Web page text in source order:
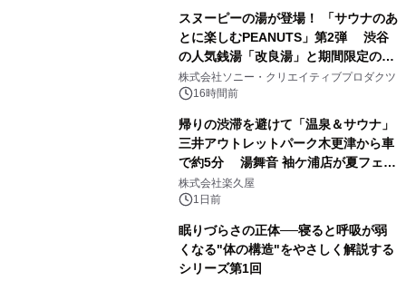
スヌーピーの湯が登場！ 「サウナのあ
とに楽しむPEANUTS」第2弾 渋谷
の人気銭湯「改良湯」と期間限定のコ
ラボレーション サウナイキタイコラ
ボグッズも発売決定！
株式会社ソニー・クリエイティブプロダクツ
16時間前
帰りの渋滞を避けて「温泉＆サウナ」
三井アウトレットパーク木更津から車
で約5分 湯舞音 袖ケ浦店が夏フェア
メニューを提供
株式会社楽久屋
1日前
眠りづらさの正体──寝ると呼吸が弱
くなる"体の構造"をやさしく解説する
シリーズ第1回